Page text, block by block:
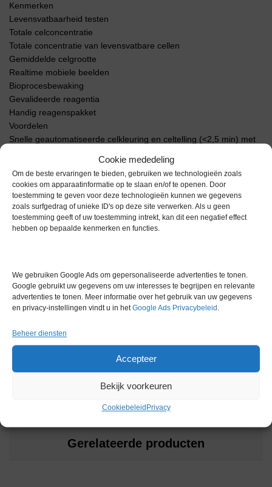
Cookie mededeling
Om de beste ervaringen te bieden, gebruiken we technologieën zoals
cookies om apparaatinformatie op te slaan en/of te openen. Door
toestemming te geven voor deze technologieën kunnen we gegevens
zoals surfgedrag of unieke ID's op deze site verwerken. Als u geen
toestemming geeft of uw toestemming intrekt, kan dit een negatief effect
hebben op bepaalde kenmerken en functies.
We gebruiken Google Ads om gepersonaliseerde advertenties te tonen.
Google gebruikt uw gegevens om uw interesses te begrijpen en relevante
advertenties te tonen. Meer informatie over het gebruik van uw gegevens
en privacy-instellingen vindt u in hetGoogle Ads Privacybeleid .
Beheer diensten
Accepteer
Bekijk voorkeuren
Cookiebeleid Privacy
Kenmerken
Levensvatbaarheid testen
Totale celconcentratie
Totale concentratie van levensvatbare cellen
Gemiddelde celgrootte
Realtime mobiele beelden
Bioprocesbewaking
Gevalideerde reagentia
Handig reagenspakket
Voordelen
Snelle geautomatiseerde celkleuring en celtelling (<2,5 min) met
Maakt met vertrouwen een onderscheid tussen levensvatbare en
niet-levensvatbare cellen in een breed scala aan celtypen
Software met voorgeprogrammeerde celtypen (CHO, gist,
hybridoma) en de mogelijkheid om een aangepast analysetype te
ontwerpen voor specifieke cellijnen
Geautomatiseerd tellen, kleuren en verwijderen van cellen
Gewicht 0,0 kg
Garantie
Gebruikt in goede conditie
Gerelateerde producten